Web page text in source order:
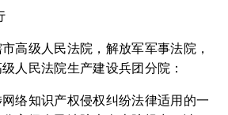
高级人民法院，解放军军事法院，
人民法院生产建设兵团分院：
络知识产权侵权纠纷法律适用的一